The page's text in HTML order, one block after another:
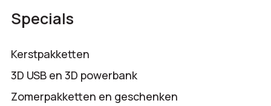
Specials
Kerstpakketten
3D USB en 3D powerbank
Zomerpakketten en geschenken